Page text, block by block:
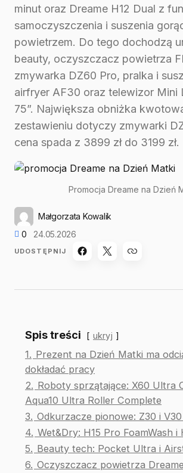
minut oraz Dreame H12 Dual z
samoczyszczenia i suszenia
powietrzem. Do tego dochodzą
beauty, oczyszczacz powietrza
zmywarka DZ60 Pro, pralka i
airfryer AF30 oraz telewizor Mini
75”. Największa obniżka
zestawieniu dotyczy zmywarki
cena spada z 3899 zł do 3199 zł.
Promocja Dreame na Dzień
Małgorzata Kowalik
0
24.05.2026
UDOSTĘPNIJ
Spis treści ukryj
1. Prezent na Dzień Matki ma
dokładać pracy
2. Roboty sprzątające: X60 Ultra
Aqua10 Ultra Roller Complete
3. Odkurzacze pionowe: Z30 i
4. Wet&Dry: H15 Pro FoamWash i
5. Beauty tech: Pocket Ultra i
6. Oczyszczacz powietrza